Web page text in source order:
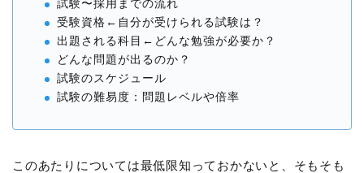
試験〜採用までの流れ
受験資格←自分が受けられる試験は？
出題される科目←どんな勉強が必要か？
どんな問題が出るのか？
試験のスケジュール
試験の難易度：問題レベルや倍率
このあたりについては最低限知っておかないと、そもそも